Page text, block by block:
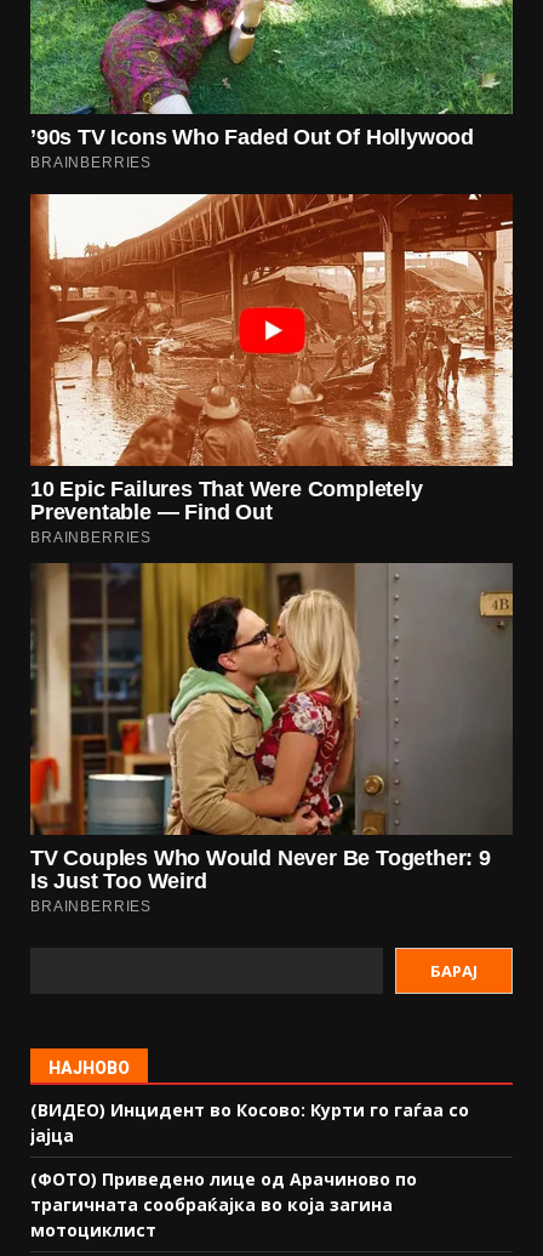
БАРАЈ
НАЈНОВО
(ВИДЕО) Инцидент во Косово: Курти го гаѓаа со
јајца
(ФОТО) Приведено лице од Арачиново по
трагичната сообраќајка во која загина
мотоциклист